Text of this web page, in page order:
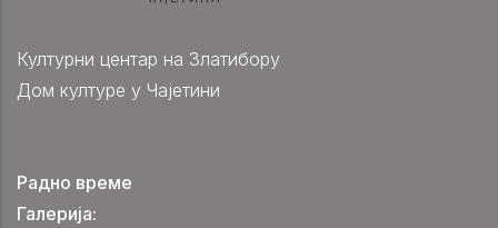
Културни центар на Златибору
Дом културе у Чајетини
Радно време
Галерија: